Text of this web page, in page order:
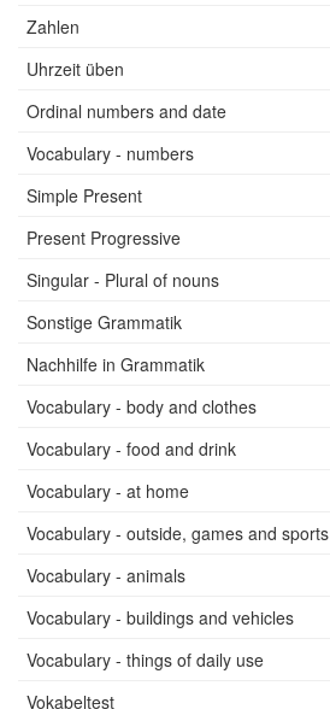
Zahlen
Uhrzeit üben
Ordinal numbers and date
Vocabulary - numbers
Simple Present
Present Progressive
Singular - Plural of nouns
Sonstige Grammatik
Nachhilfe in Grammatik
Vocabulary - body and clothes
Vocabulary - food and drink
Vocabulary - at home
Vocabulary - outside, games and sports
Vocabulary - animals
Vocabulary - buildings and vehicles
Vocabulary - things of daily use
Vokabeltest